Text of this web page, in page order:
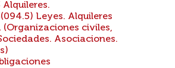
Alquileres.
Leyes. Alquileres
(Organizaciones civiles,
Asociaciones.